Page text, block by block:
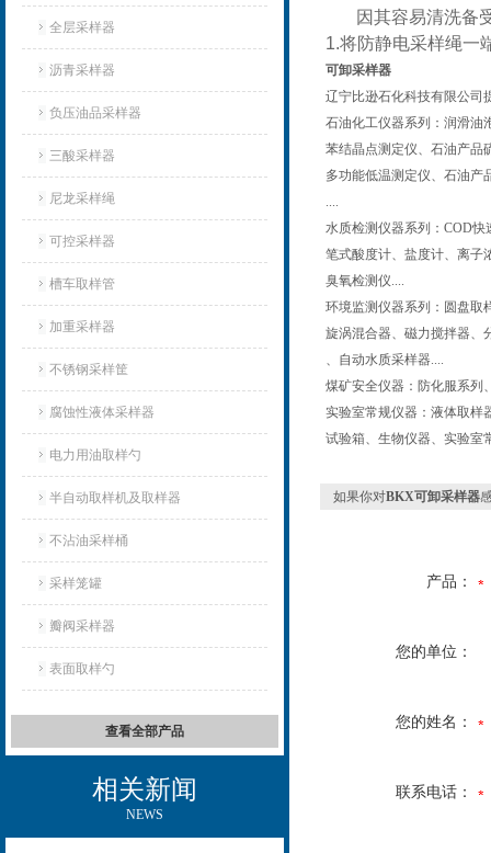
全层采样器
沥青采样器
负压油品采样器
三酸采样器
尼龙采样绳
可控采样器
槽车取样管
加重采样器
不锈钢采样筐
腐蚀性液体采样器
电力用油取样勺
半自动取样机及取样器
不沾油采样桶
采样笼罐
瓣阀采样器
表面取样勺
查看全部产品
相关新闻
NEWS
因其容易清洗备受
1.将防静电采样绳一
可卸采样器
辽宁比逊石化科技有限公司
石油化工仪器系列：润滑油
苯结晶点测定仪、石油产品
多功能低温测定仪、石油产
....
水质检测仪器系列：COD
笔式酸度计、盐度计、离子
臭氧检测仪....
环境监测仪器系列：圆盘取
旋涡混合器、磁力搅拌器、
、自动水质采样器....
煤矿安全仪器：防化服系列
实验室常规仪器：液体取样
试验箱、生物仪器、实验室
如果你对BKX可卸采样器
产品：
您的单位：
您的姓名：
联系电话：